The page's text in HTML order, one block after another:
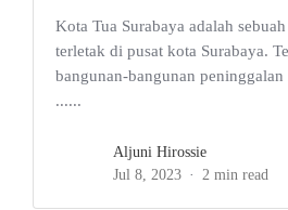
Kota Tua Surabaya adalah
terletak di pusat kota Surabaya.
bangunan-bangunan
......
Aljuni Hirossie
Jul 8, 2023
2 min read